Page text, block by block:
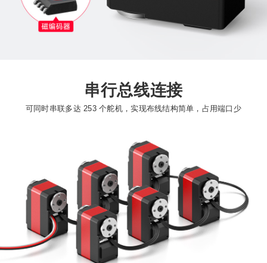
串行总线连接
可同时串联多达 253 个舵机，实现布线结构简单，占用端口少